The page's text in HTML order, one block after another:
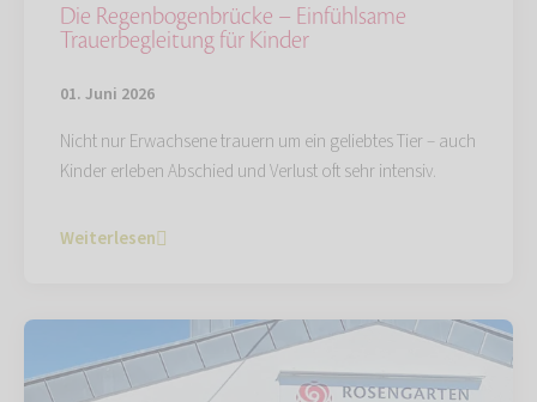
Die Regenbogenbrücke – Einfühlsame
Trauerbegleitung für Kinder
01. Juni 2026
Nicht nur Erwachsene trauern um ein geliebtes Tier – auch
Kinder erleben Abschied und Verlust oft sehr intensiv.
Weiterlesen